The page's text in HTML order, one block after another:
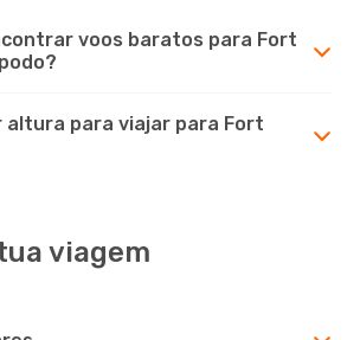
voos baratos para Fort
altura para viajar para Fort
viagem